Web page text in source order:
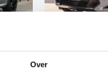
Over
Uden
xDrive40i M